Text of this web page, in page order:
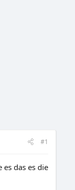
#1
das es die